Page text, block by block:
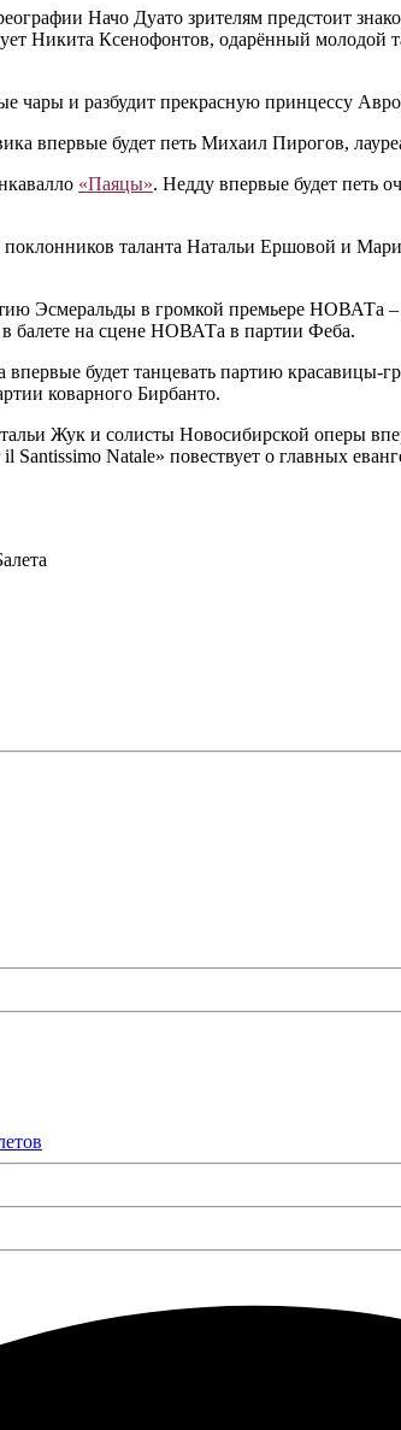
Начо Дуато зрителям предстоит
Никита Ксенофонтов, одарённый молодой
чары и разбудит прекрасную принцессу
впервые будет петь Михаил Пирогов,
«Паяцы». Недду впервые будет петь
поклонников таланта Натальи Ершовой и
Эсмеральды в громкой премьере НОВАТа –
балете на сцене НОВАТа в партии Феба.
будет танцевать партию красавицы-
коварного Бирбанто.
Жук и солисты Новосибирской оперы
Santissimo Natale» повествует о главных